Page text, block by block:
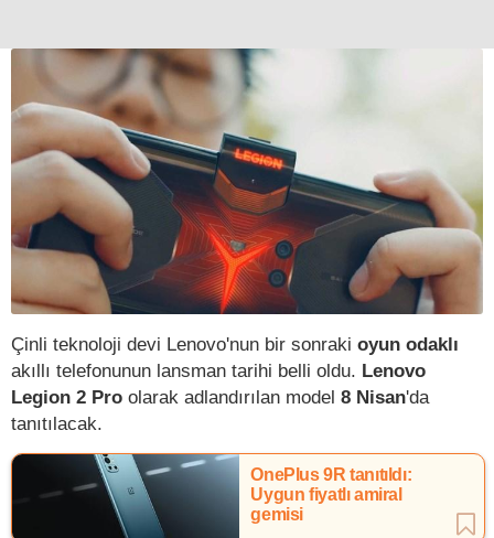
Çinli teknoloji devi Lenovo'nun bir sonraki oyun odaklı
akıllı telefonunun lansman tarihi belli oldu. Lenovo
Legion 2 Pro olarak adlandırılan model 8 Nisan'da
tanıtılacak.
OnePlus 9R tanıtıldı:
Uygun fiyatlı amiral
gemisi